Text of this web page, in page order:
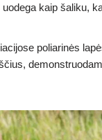
kaip šaliku,
poliarinės